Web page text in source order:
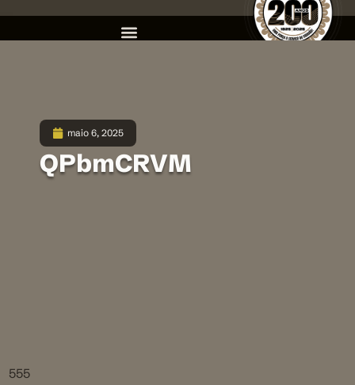
maio 6, 2025
QPbmCRVM
555